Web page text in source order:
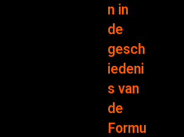
n in
de
gesch
iedeni
s van
de
Formu